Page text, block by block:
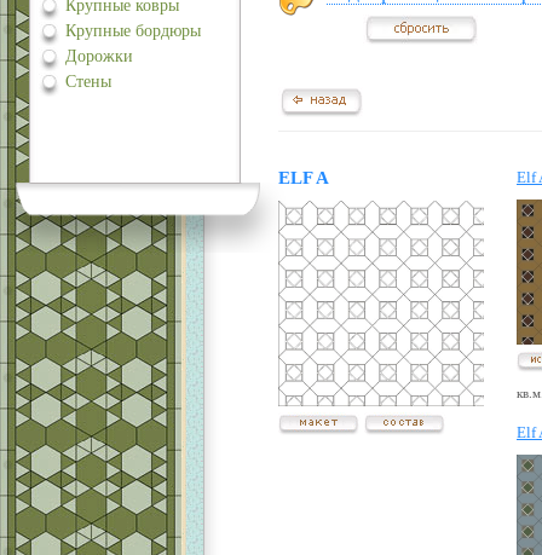
Крупные ковры
Крупные бордюры
Дорожки
Стены
ELF A Elf
Elf